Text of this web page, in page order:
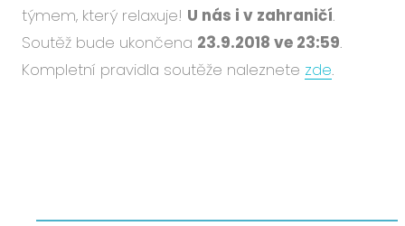
týmem, který relaxuje! U nás i v zahraničí.
Soutěž bude ukončena 23.9.2018 ve 23:59.
Kompletní pravidla soutěže naleznete zde.